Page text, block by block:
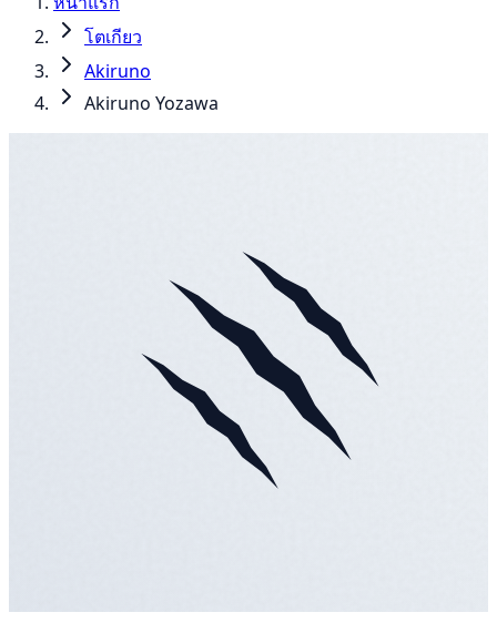
โตเกียว
Akiruno
Akiruno Yozawa